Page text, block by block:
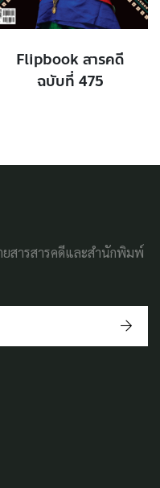
Flipbook สารคดี
ฉบับที่ 475
สารสารคดีและสำนักพิมพ์